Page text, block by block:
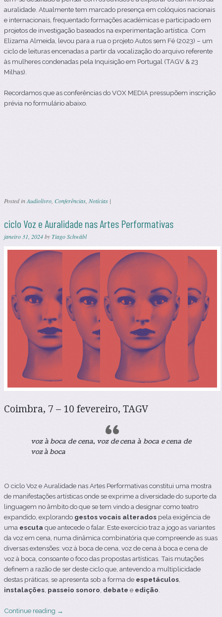
auralidade. Atualmente tem marcado presença em colóquios nacionais
e internacionais, frequentado formações académicas e participado em
projetos de investigação baseados na experimentação artística. Com
Elizama Almeida, levou para a rua o projeto Autos sem Fé (2023) – um
ciclo de leituras encenadas a partir da vocalização do arquivo referente
às mulheres condenadas pela Inquisição em Portugal (TAGV & 23
Milhas).
Recordamos que as conferências do VOX MEDIA pressupõem inscrição
prévia no formulário abaixo.
Posted inAudiolivro Conferências Notícias |
ciclo Voz e Auralidade nas Artes Performativas
janeiro 31, 2024byTiago Schwäbl
Coimbra, 7 – 10 fevereiro, TAGV
voz à boca de cena, voz de cena à boca e cena de
voz à boca
O ciclo Voz e Auralidade nas Artes Performativas constitui uma mostra
de manifestações artísticas onde se exprime a diversidade do suporte da
linguagem no âmbito do que se tem vindo a designar como teatro
expandido, explorando gestos vocais alterados pela exigência de
uma escuta que antecede o falar. Este exercício traz a jogo as variantes
da voz em cena, numa dinâmica combinatória que compreende as suas
diversas extensões: voz à boca de cena, voz de cena à boca e cena de
voz à boca, consoante o foco das propostas artísticas. Tais mutações
definem a razão de ser deste ciclo que, antevendo a multiplicidade
destas práticas, se apresenta sob a forma de espetáculos
instalações passeio sonoro debate e edição
Continue reading →